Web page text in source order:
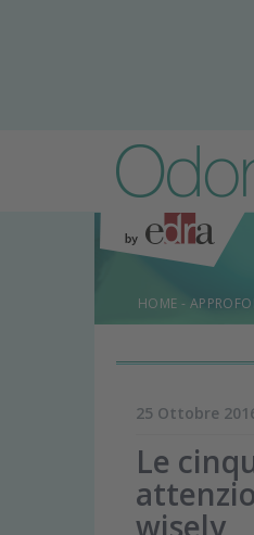
HOME -
25 Ottobre
Le
wisely